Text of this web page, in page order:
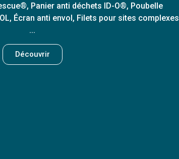
Panier anti déchets ID-O®, Poubelle
Écran anti envol, Filets pour sites complexes
...​
Découvrir